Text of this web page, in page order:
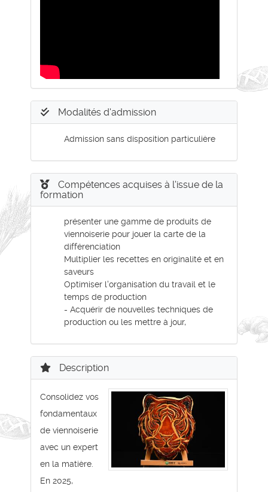
Modalités d'admission
Admission sans disposition particulière
Compétences acquises à l'issue de la
formation
présenter une gamme de produits de
viennoiserie pour jouer la carte de la
différenciation
Multiplier les recettes en originalité et en
saveurs
Optimiser l'organisation du travail et le
temps de production
- Acquérir de nouvelles techniques de
production ou les mettre à jour,
Description
Consolidez vos
fondamentaux
de viennoiserie
avec un expert
en la matière.
En 2025,